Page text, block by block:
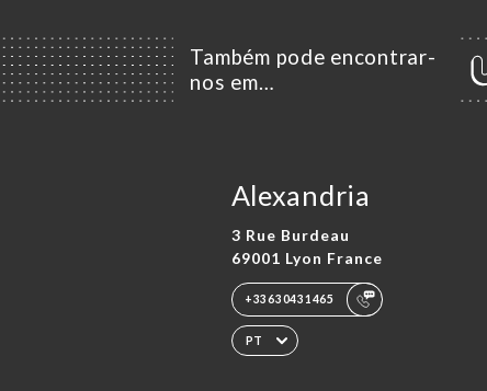
Também pode encontrar-
nos em…
Alexandria
3 Rue Burdeau
69001 Lyon France
+33630431465
PT